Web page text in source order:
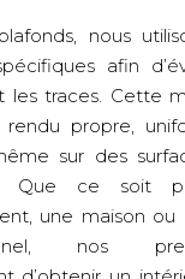
nous
afin
les traces. Cette
rendu propre,
sur des
Que ce soit
une maison ou
nos